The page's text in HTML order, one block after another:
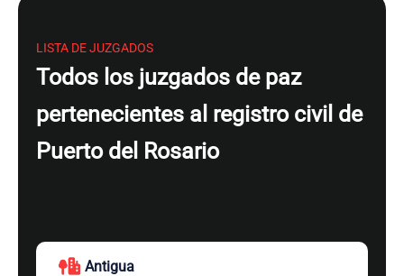
LISTA DE JUZGADOS
Todos los juzgados de paz
pertenecientes al registro civil de
Puerto del Rosario
Antigua